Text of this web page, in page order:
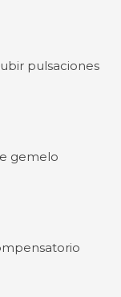
pulsaciones
gemelo